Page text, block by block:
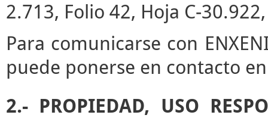
2.713, Folio 42, Hoja C-
Para comunicarse con
puede ponerse en contacto
2.- PROPIEDAD, USO